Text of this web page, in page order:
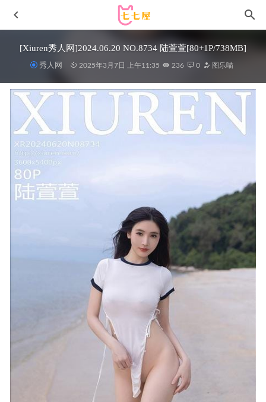
[Xiuren秀人网]2024.06.20 NO.8734 陆萱萱[80+1P/738MB]
秀人网 2025年3月7日 上午11:35 236 0 图乐喵
洛璃LoLiSAMA – NO.80 FGO-斯卡哈兔女郎[56P-638MB]
2025-12-18
Byoru – NO.257 Shinobu Demon Slayer[75P27V-4.92GB]
Mik Allen(miakanayuri) – Azula[65P-1.38GB]
2026-02-01
[Xiuren秀人网]2025.03.26 NO.10071 白芷yy[72+1P/738MB]
女主K – NO.31 纯白上衣[21P-48M]
2023-09-13